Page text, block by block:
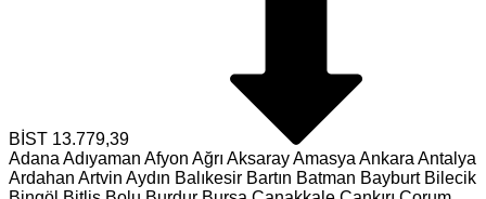
BİST 13.779,39
Adana Adıyaman Afyon Ağrı AksarayAmasya Ankara Antalya
Ardahan Artvin Aydın Balıkesir Bartın Batman Bayburt Bilecik